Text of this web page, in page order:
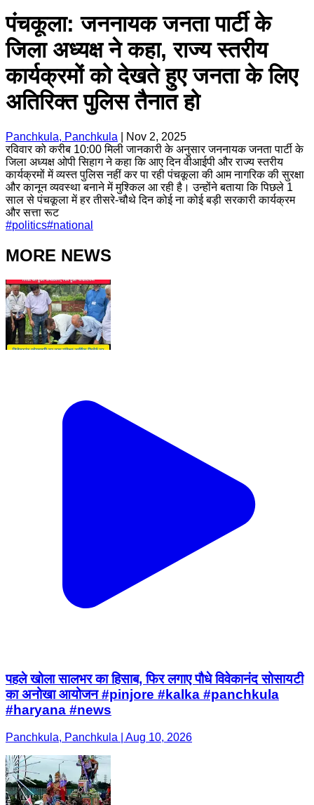
पंचकूला: जननायक जनता पार्टी के
जिला अध्यक्ष ने कहा, राज्य स्तरीय
कार्यक्रमों को देखते हुए जनता के लिए
अतिरिक्त पुलिस तैनात हो
Panchkula, Panchkula
Nov 2, 2025
रविवार को करीब 10:00 मिली जानकारी के अनुसार जननायक जनता पार्टी के
जिला अध्यक्ष ओपी सिहाग ने कहा कि आए दिन वीआईपी और राज्य स्तरीय
कार्यक्रमों में व्यस्त पुलिस नहीं कर पा रही पंचकूला की आम नागरिक की सुरक्षा
और कानून व्यवस्था बनाने में मुश्किल आ रही है। उन्होंने बताया कि पिछले 1
साल से पंचकूला में हर तीसरे-चौथे दिन कोई ना कोई बड़ी सरकारी कार्यक्रम
और सत्ता रूट
#politics#national
MORE NEWS
पहले खोला सालभर का हिसाब, फिर लगाए पौधे विवेकानंद सोसायटी
का अनोखा आयोजन #pinjore #kalka #panchkula
#haryana #news
Panchkula, Panchkula | Aug 10, 2026